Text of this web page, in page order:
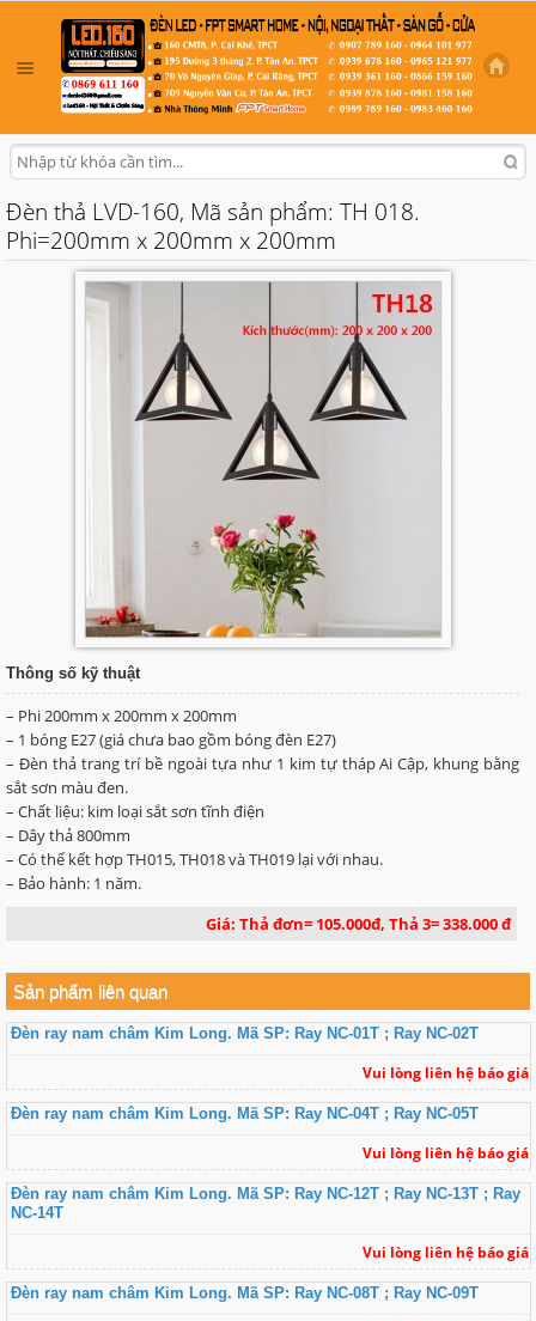
Đèn thả LVD-160, Mã sản phẩm: TH 018.
Phi=200mm x 200mm x 200mm
Thông số kỹ thuật
– Phi 200mm x 200mm x 200mm
– 1 bóng E27 (giá chưa bao gồm bóng đèn E27)
– Đèn thả trang trí bề ngoài tựa như 1 kim tự tháp Ai Cập, khung bằng
sắt sơn màu đen.
– Chất liệu: kim loại sắt sơn tĩnh điện
– Dây thả 800mm
– Có thể kết hợp TH015, TH018 và TH019 lại với nhau.
– Bảo hành: 1 năm.
Giá: Thả đơn= 105.000đ, Thả 3= 338.000 đ
Sản phẩm liên quan
Đèn ray nam châm Kim Long. Mã SP: Ray NC-01T ; Ray NC-02T
Vui lòng liên hệ báo giá
Đèn ray nam châm Kim Long. Mã SP: Ray NC-04T ; Ray NC-05T
Vui lòng liên hệ báo giá
Đèn ray nam châm Kim Long. Mã SP: Ray NC-12T ; Ray NC-13T ; Ray
NC-14T
Vui lòng liên hệ báo giá
Đèn ray nam châm Kim Long. Mã SP: Ray NC-08T ; Ray NC-09T